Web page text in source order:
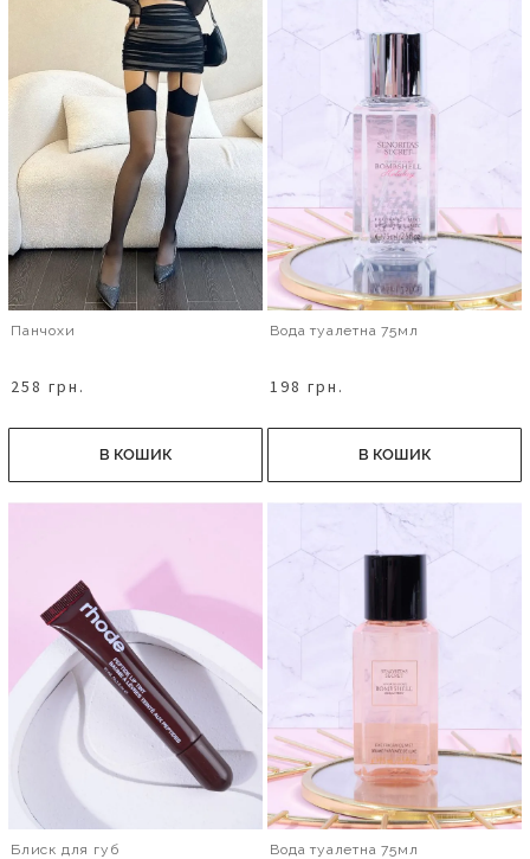
Панчохи
258 грн.
В КОШИК
Вода туалетна 75мл
198 грн.
В КОШИК
Блиск для губ Вода туалетна 75мл